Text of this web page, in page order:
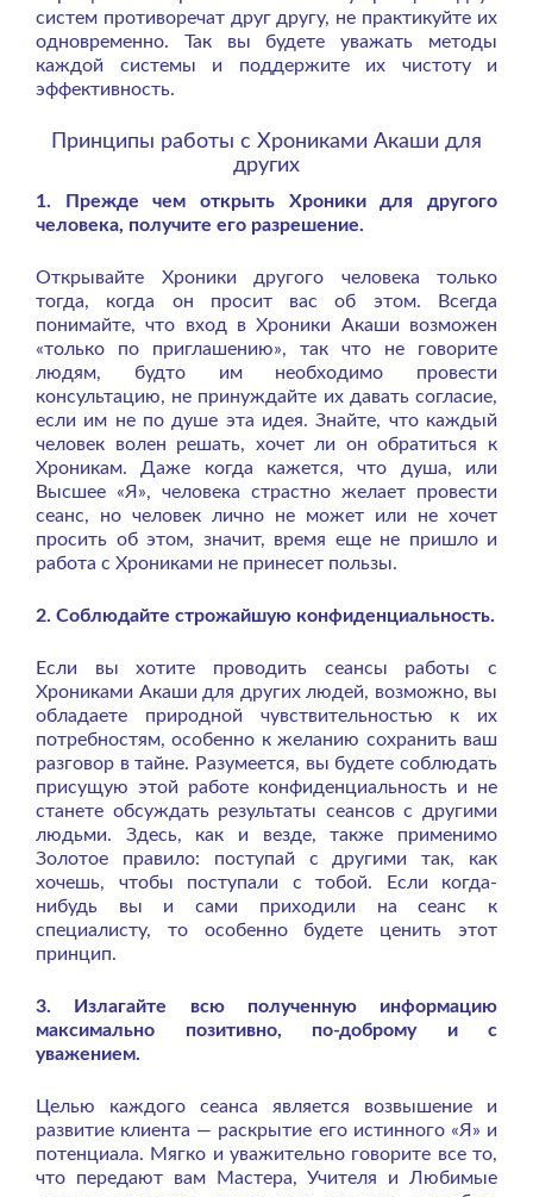
систем противоречат друг другу, не практикуйте их
одновременно. Так вы будете уважать методы
каждой системы и поддержите их чистоту и
эффективность.
Принципы работы с Хрониками Акаши для
других
1. Прежде чем открыть Хроники для другого
человека, получите его разрешение.
Открывайте Хроники другого человека только
тогда, когда он просит вас об этом. Всегда
понимайте, что вход в Хроники Акаши возможен
«только по приглашению», так что не говорите
людям, будто им необходимо провести
консультацию, не принуждайте их давать согласие,
если им не по душе эта идея. Знайте, что каждый
человек волен решать, хочет ли он обратиться к
Хроникам. Даже когда кажется, что душа, или
Высшее «Я», человека страстно желает провести
сеанс, но человек лично не может или не хочет
просить об этом, значит, время еще не пришло и
работа с Хрониками не принесет пользы.
2. Соблюдайте строжайшую конфиденциальность.
Если вы хотите проводить сеансы работы с
Хрониками Акаши для других людей, возможно, вы
обладаете природной чувствительностью к их
потребностям, особенно к желанию сохранить ваш
разговор в тайне. Разумеется, вы будете соблюдать
присущую этой работе конфиденциальность и не
станете обсуждать результаты сеансов с другими
людьми. Здесь, как и везде, также применимо
Золотое правило: поступай с другими так, как
хочешь, чтобы поступали с тобой. Если когда-
нибудь вы и сами приходили на сеанс к
специалисту, то особенно будете ценить этот
принцип.
3. Излагайте всю полученную информацию
максимально позитивно, по-доброму и с
уважением.
Целью каждого сеанса является возвышение и
развитие клиента — раскрытие его истинного «Я» и
потенциала. Мягко и уважительно говорите все то,
что передают вам Мастера, Учителя и Любимые